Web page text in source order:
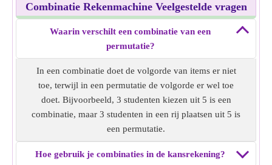
Combinatie Rekenmachine Veelgestelde vragen
Waarin verschilt een combinatie van een
permutatie?
In een combinatie doet de volgorde van items er niet
toe, terwijl in een permutatie de volgorde er wel toe
doet. Bijvoorbeeld, 3 studenten kiezen uit 5 is een
combinatie, maar 3 studenten in een rij plaatsen uit 5 is
een permutatie.
Hoe gebruik je combinaties in de kansrekening?